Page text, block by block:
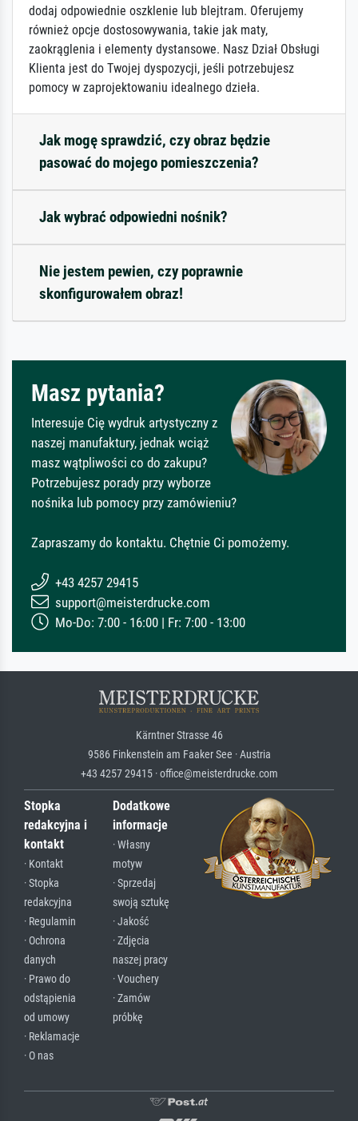
dodaj odpowiednie oszklenie lub blejtram. Oferujemy
również opcje dostosowywania, takie jak maty,
zaokrąglenia i elementy dystansowe. Nasz Dział Obsługi
Klienta jest do Twojej dyspozycji, jeśli potrzebujesz
pomocy w zaprojektowaniu idealnego dzieła.
Jak mogę sprawdzić, czy obraz będzie
pasować do mojego pomieszczenia?
Jak wybrać odpowiedni nośnik?
Nie jestem pewien, czy poprawnie
skonfigurowałem obraz!
Masz pytania?
Interesuje Cię wydruk artystyczny z
naszej manufaktury, jednak wciąż
masz wątpliwości co do zakupu?
Potrzebujesz porady przy wyborze
nośnika lub pomocy przy zamówieniu?
Zapraszamy do kontaktu. Chętnie Ci pomożemy.
+43 4257 29415
support@meisterdrucke.com
Mo-Do: 7:00 - 16:00 | Fr: 7:00 - 13:00
Kärntner Strasse 46
9586 Finkenstein am Faaker See · Austria
+43 4257 29415 · office@meisterdrucke.com
Stopka
redakcyjna i
kontakt
· Kontakt
· Stopka
redakcyjna
· Regulamin
· Ochrona
danych
· Prawo do
odstąpienia
od umowy
· Reklamacje
· O nas
Dodatkowe
informacje
· Własny
motyw
· Sprzedaj
swoją sztukę
· Jakość
· Zdjęcia
naszej pracy
· Vouchery
· Zamów
próbkę